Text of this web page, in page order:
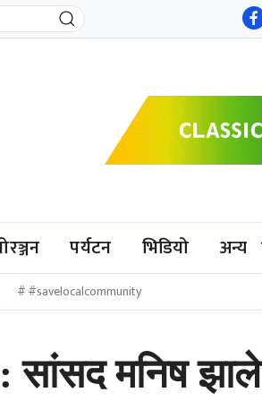
पर्यटन भिडियो अन्य
#savelocalcommunity
सांसद मनिष झाले